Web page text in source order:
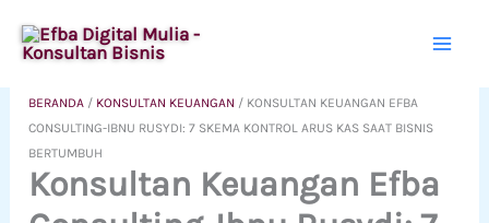
ke
BERANDA / KONSULTAN KEUANGAN / KONSULTAN KEUANGAN EFBA
CONSULTING-IBNU RUSYDI: 7 SKEMA KONTROL ARUS KAS SAAT BISNIS
BERTUMBUH
Konsultan Keuangan Efba